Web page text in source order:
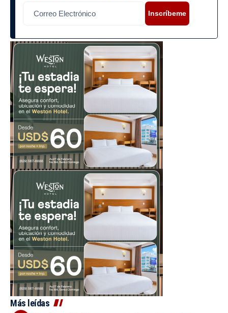
Inscríbeme
Más leídas